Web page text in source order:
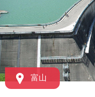
富山